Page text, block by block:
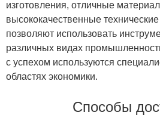
изготовления, отличные
высококачественные технические
позволяют использовать
различных видах
с успехом используются
областях экономики.
Способы